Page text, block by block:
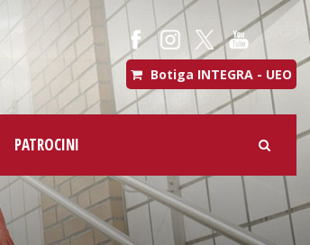
Botiga INTEGRA - UEO
PATROCINI